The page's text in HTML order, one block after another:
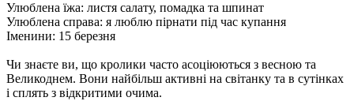
Улюблена їжа: листя салату, помадка та шпинат
Улюблена справа: я люблю пірнати під час купання
Іменини: 15 березня
Чи знаєте ви, що кролики часто асоціюються з весною та
Великоднем. Вони найбільш активні на світанку та в сутінках
і сплять з відкритими очима.